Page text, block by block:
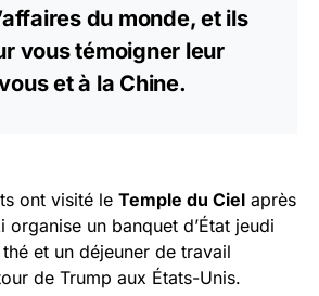
du monde, et ils
vous témoigner leur
et à la Chine.
ont visité le Temple du Ciel après
organise un banquet d’État jeudi
et un déjeuner de travail
de Trump aux États-Unis.